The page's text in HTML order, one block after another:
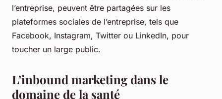
l’entreprise, peuvent être partagées sur les
plateformes sociales de l’entreprise, tels que
Facebook, Instagram, Twitter ou LinkedIn, pour
toucher un large public.
L’inbound marketing dans le
domaine de la santé